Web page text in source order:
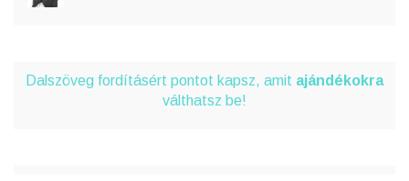
Dalszöveg fordításért pontot kapsz, amit ajándékokra
válthatsz be!